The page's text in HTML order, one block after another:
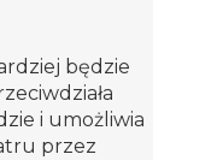
będzie
i umożliwia
przez